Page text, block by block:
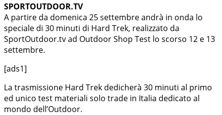
SPORTOUTDOOR.TV
A partire da domenica 25 settembre andrà in onda lo
speciale di 30 minuti di Hard Trek, realizzato da
SportOutdoor.tv ad Outdoor Shop Test lo scorso 12 e 13
settembre.
[ads1]
La trasmissione Hard Trek dedicherà 30 minuti al primo
ed unico test materiali solo trade in Italia dedicato al
mondo dell’Outdoor.